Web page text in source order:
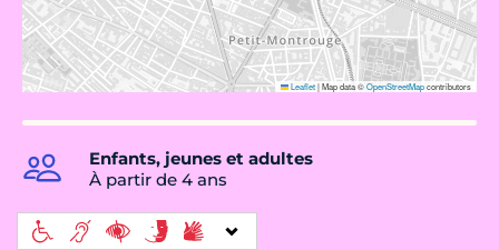
Leaflet|Map data ©OpenStreetMapcontributors
Enfants, jeunes et adultes
À partir de 4 ans